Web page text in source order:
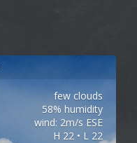
few clouds
58% humidity
wind: 2m/s ESE
H 22 • L 22